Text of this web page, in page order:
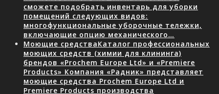
сможете подобрать инвентарь для уборки
помещений следующих видов:
многофункциональные уборочные тележки,
включающие опцию механического…
Моющие средстваКаталог профессиональных
моющих средств (химии для клининга)
брендов «Prochem Europe Ltd» и «Premiere
Products» Компания «Радник» представляет
моющие средства Prochem Europe Ltd и
Premiere Products производства